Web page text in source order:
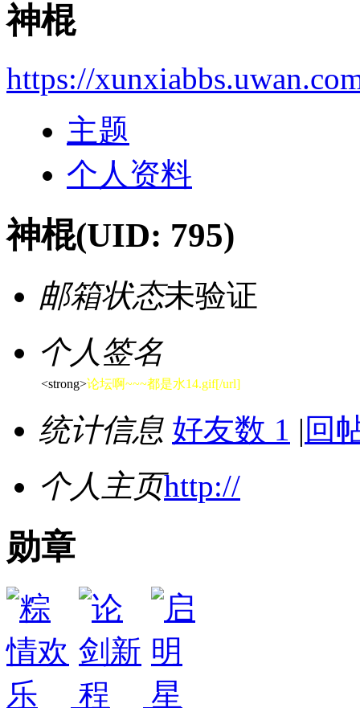
神棍
https://
主题
个人资料
神棍(UID: 795)
邮箱状态未验证
个人签名
<strong>论坛啊~~~都是水14.gif[/url]
统计信息 好友数 1 | 回
个人主页http://
勋章